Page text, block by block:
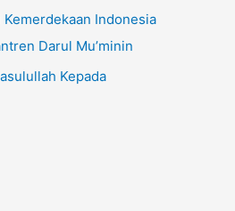
Indonesia
Darul Mu’minin
Kepada